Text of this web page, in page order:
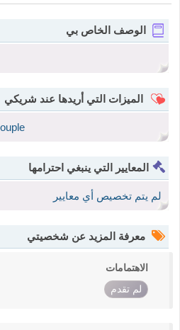
الوصف الخاص بي
الميزات التي أريدها عند شريكي
المعايير التي ينبغي احترامها
لم يتم تخصيص أي معايير
معرفة المزيد عن شخصيتي
الاهتمامات
لم تقدم